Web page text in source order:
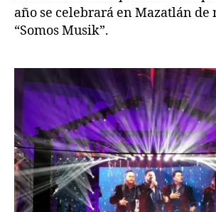
año se celebrará en Mazatlán de
“Somos Musik”.